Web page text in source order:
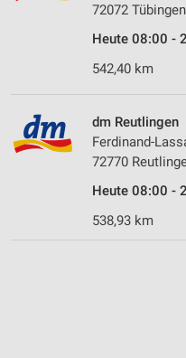
72072 Tübingen
Heute 08:00 -
542,40 km
dm Reutlingen
Ferdinand-
72770
Heute 08:00 -
538,93 km